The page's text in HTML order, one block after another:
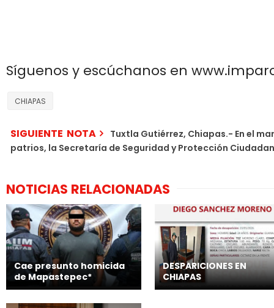
Síguenos y escúchanos en
CHIAPAS
SIGUIENTE NOTA
Tuxtla Gutiérrez, Chiapas.- En el
patrios, la Secretaría de Seguridad y Protección
NOTICIAS RELACIONADAS
Cae presunto homicida
de Mapastepec*
DESPARICIONES EN
CHIAPAS